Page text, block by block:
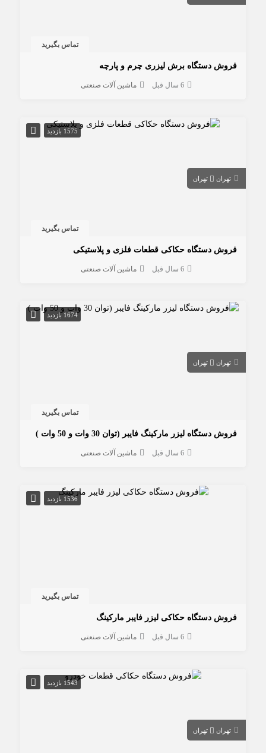
تماس بگیرید
فروش دستگاه برش لیزری چرم و پارچه
6 سال قبل ماشین آلات صنعتی
1575 بازدید
تهران تهران
تماس بگیرید
فروش دستگاه حکاکی قطعات فلزی و پلاستیکی
6 سال قبل ماشین آلات صنعتی
1674 بازدید
تهران تهران
تماس بگیرید
فروش دستگاه لیزر مارکینگ فایبر (توان 30 وات و 50 وات )
6 سال قبل ماشین آلات صنعتی
1536 بازدید
تماس بگیرید
فروش دستگاه حکاکی لیزر فایبر مارکینگ
6 سال قبل ماشین آلات صنعتی
1543 بازدید
تهران تهران